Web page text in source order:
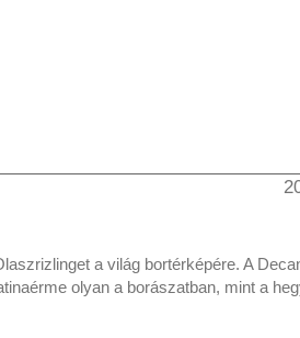
a világ bortérképére. A
olyan a borászatban, mint a